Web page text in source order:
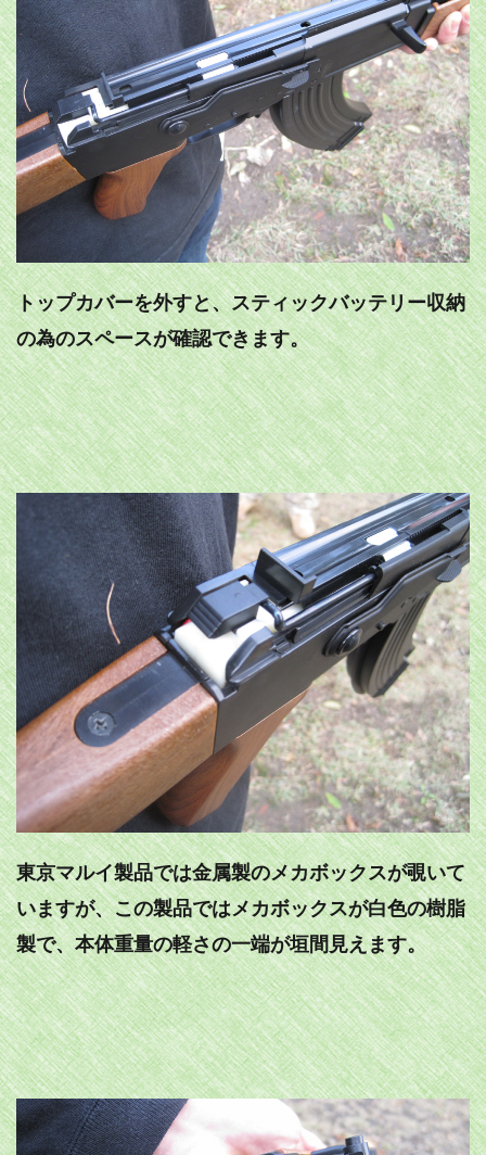
トップカバーを外すと、スティックバッテリー収納
の為のスペースが確認できます。
東京マルイ製品では金属製のメカボックスが覗いて
いますが、この製品ではメカボックスが白色の樹脂
製で、本体重量の軽さの一端が垣間見えます。